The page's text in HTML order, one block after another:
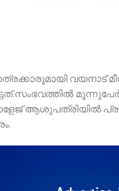
വയനാട്
ആശുപത്രിയിൽ